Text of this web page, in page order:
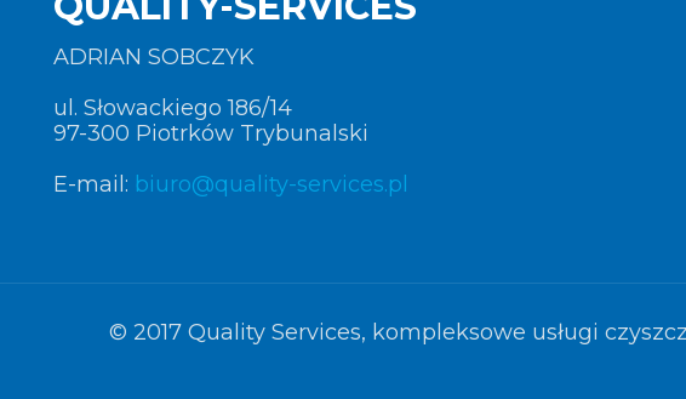
ADRIAN SOBCZYK
ul. Słowackiego 186/14
97-300 Piotrków Trybunalski
E-mail: biuro@quality-services.pl
© 2017 Quality Services, kompleksowe usługi